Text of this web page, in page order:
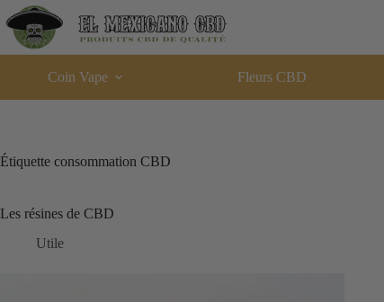
Passer
au
contenu
Coin Vape
Fleurs CBD
Étiquette consommation CBD
Les résines de CBD
Utile